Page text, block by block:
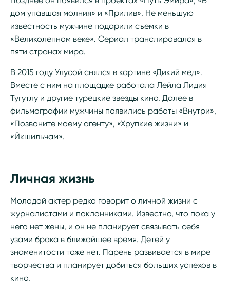
дом упавшая молния» и «Прилив». Не меньшую
известность мужчине подарили съемки в
«Великолепном веке». Сериал транслировался в
пяти странах мира.
В 2015 году Улусой снялся в картине «Дикий мед».
Вместе с ним на площадке работала Лейла Лидия
Тугутлу и другие турецкие звезды кино. Далее в
фильмографии мужчины появились работы «Внутри»,
«Позвоните моему агенту», «Хрупкие жизни» и
«Йкшильчам».
Личная жизнь
Молодой актер редко говорит о личной жизни с
журналистами и поклонниками. Известно, что пока у
него нет жены, и он не планирует связывать себя
узами брака в ближайшее время. Детей у
знаменитости тоже нет. Парень развивается в мире
творчества и планирует добиться больших успехов в
кино.